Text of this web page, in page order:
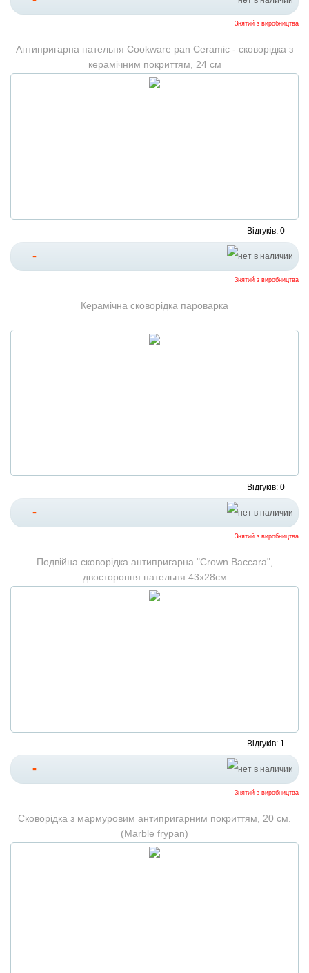
Знятий з виробництва
Антипригарна пательня Cookware pan Ceramic - сковорідка з
керамічним покриттям, 24 см
Відгуків: 0
-
Знятий з виробництва
Керамічна сковорідка пароварка
Відгуків: 0
-
Знятий з виробництва
Подвійна сковорідка антипригарна "Crown Baccara",
двостороння пательня 43х28см
Відгуків: 1
-
Знятий з виробництва
Сковорідка з мармуровим антипригарним покриттям, 20 см.
(Marble frypan)